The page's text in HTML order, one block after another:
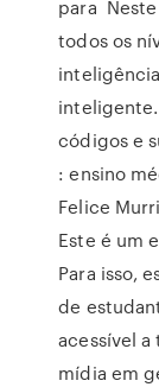
para
todos os
códigos e
: ensino
Felice
Este é um
Para isso,
de
acessível
mídia em